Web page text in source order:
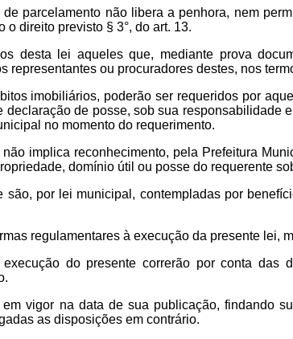
parcelamento não libera a penhora, nem
direito previsto § 3°, do art. 13.
desta lei aqueles que, mediante prova
representantes ou procuradores destes, nos
imobiliários, poderão ser requeridos por
de posse, sob sua responsabilidade
no momento do requerimento.
implica reconhecimento, pela Prefeitura
domínio útil ou posse do requerente
por lei municipal, contempladas por
regulamentares à execução da presente lei,
do presente correrão por conta das
vigor na data de sua publicação, findando
as disposições em contrário.